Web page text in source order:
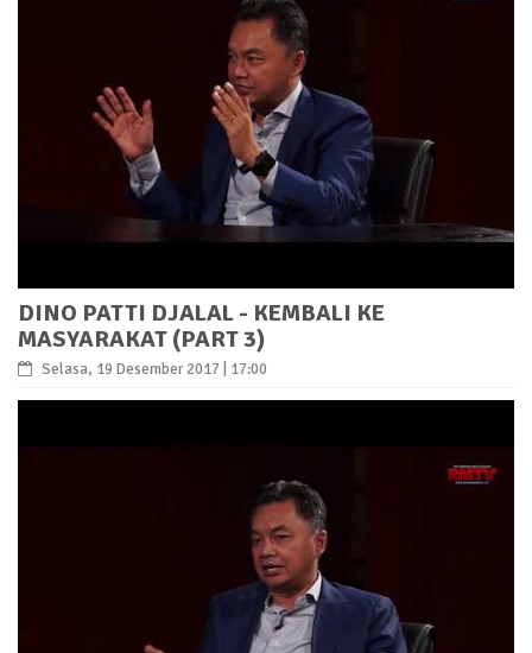
DINO PATTI DJALAL - KEMBALI KE
MASYARAKAT (PART 3)
Selasa, 19 Desember 2017 | 17:00